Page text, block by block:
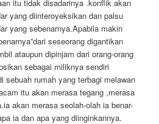
itu tidak disadarinya .konflik akan
yang diinteroyeksikan dan palsu
yang sebenarnya.Apabila makin
seseorang digantikan
ataupun dipinjam dari orang-orang
sebagai miliknya sendiri
sebuah rumah yang terbagi melawan
itu akan merasa tegang ,merasa
akan merasa seolah-olah ia benar-
ia dan apa yang diinginkannya.